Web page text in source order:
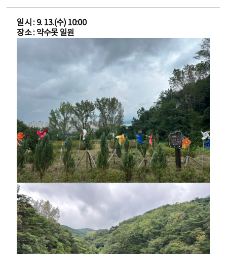
일시 : 9. 13.(수) 10:00
장소 : 약수못 일원